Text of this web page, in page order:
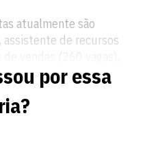
atualmente são
assistente de recursos
recepcionista (150
assistente de logística
de saúde (100 vagas) e
por essa